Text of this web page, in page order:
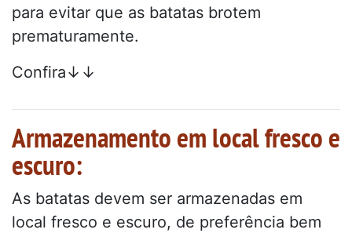
para evitar que as batatas brotem
prematuramente.
Confira↓↓
Armazenamento em local fresco e
escuro:
As batatas devem ser armazenadas em
local fresco e escuro, de preferência bem